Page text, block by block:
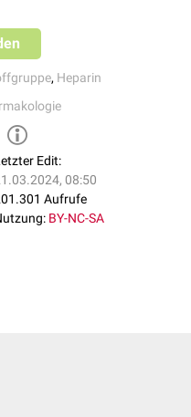
, Heparin
Edit:
08:50
Aufrufe
BY-NC-SA